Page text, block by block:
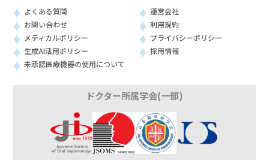
よくある質問
お問い合わせ
メディカルポリシー
生成AI活用ポリシー
未承認医療機器の使用について
運営会社
利用規約
プライバシーポリシー
採用情報
ドクター所属学会(一部)